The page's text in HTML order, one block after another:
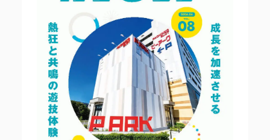
代表挨拶
ピーアークの歩み
組織図
企業・団体向け募集情報
CSR活動 トップ
CSR理念
eco10プロジェクト
CSRニュース
トピックス
企業理念 採用情報
IR情報 お問い合わせ